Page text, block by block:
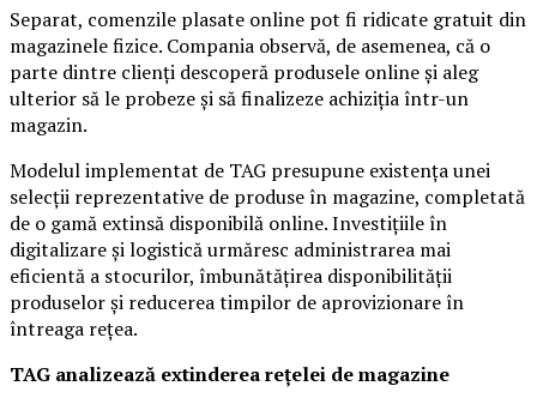
Separat, comenzile plasate online pot fi ridicate gratuit din
magazinele fizice. Compania observă, de asemenea, că o
parte dintre clienți descoperă produsele online și aleg
ulterior să le probeze și să finalizeze achiziția într-un
magazin.
Modelul implementat de TAG presupune existența unei
selecții reprezentative de produse în magazine, completată
de o gamă extinsă disponibilă online. Investițiile în
digitalizare și logistică urmăresc administrarea mai
eficientă a stocurilor, îmbunătățirea disponibilității
produselor și reducerea timpilor de aprovizionare în
întreaga rețea.
TAG analizează extinderea rețelei de magazine